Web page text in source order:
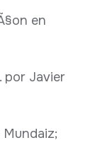
en
por Javier